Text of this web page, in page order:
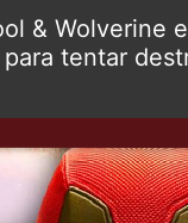
& Wolverine
tentar